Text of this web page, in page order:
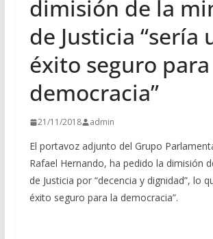
dimisión de la
de Justicia “sería
éxito seguro
democracia”
21/11/2018 admin
El portavoz adjunto del Grupo
Rafael Hernando, ha pedido la dimisión
de Justicia por “decencia y dignidad”, lo
éxito seguro para la democracia”.